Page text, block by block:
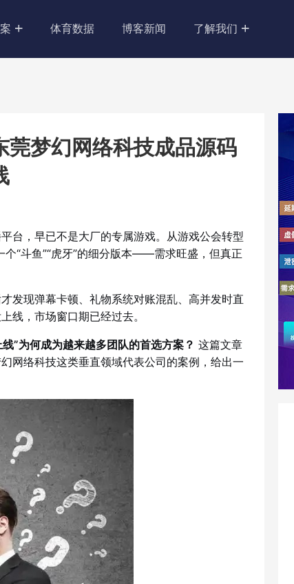
体育数据 博客新闻 了解我们
莞梦幻网络科技成品源码
台，早已不是大厂的专属游戏。从游戏公会转型
“斗鱼”“虎牙”的细分版本——需求旺盛，但真正
发现弹幕卡顿、礼物系统对账混乱、高并发时直
线，市场窗口期已经过去。
”为何成为越来越多团队的首选方案？ 这篇文章
网络科技这类垂直领域代表公司的案例，给出一